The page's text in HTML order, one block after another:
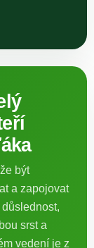
být
a zapojovat
srst a
vedení je z